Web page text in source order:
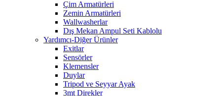
Çim Armatürleri
Zemin Armatürleri
Wallwasherlar
Dış Mekan Ampul Seti Kablolu
Yardımcı-Diğer Ürünler
Exitlar
Sensörler
Klemensler
Duylar
Tripod ve Seyyar Ayak
3mt Direkler